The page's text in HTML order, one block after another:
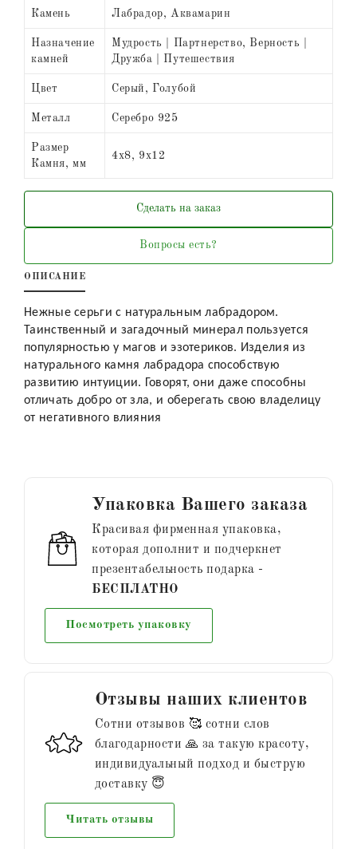
Камень Лабрадор, Аквамарин
Назначение
камней
Мудрость | Партнерство, Верность |
Дружба | Путешествия
Цвет Серый, Голубой
Металл Серебро 925
Размер
Камня, мм
4х8, 9х12
Сделать на заказ
Вопросы есть?
ОПИСАНИЕ
Нежные серьги с натуральным лабрадором.
Таинственный и загадочный минерал пользуется
популярностью у магов и эзотериков. Изделия из
натурального камня лабрадора способствую
развитию интуиции. Говорят, они даже способны
отличать добро от зла, и оберегать свою владелицу
от негативного влияния
Упаковка Вашего заказа
Красивая фирменная упаковка,
которая дополнит и подчеркнет
презентабельность подарка -
БЕСПЛАТНО
Посмотреть упаковку
Отзывы наших клиентов
Сотни отзывов 🥰 сотни слов
благодарности 🙏 за такую красоту,
индивидуальный подход и быструю
доставку 😇
Читать отзывы